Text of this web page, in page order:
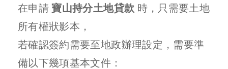
在申請寶山持分土地貸款 時，只需要土地
所有權狀影本，
若確認簽約需要至地政辦理設定，需要準
備以下幾項基本文件：